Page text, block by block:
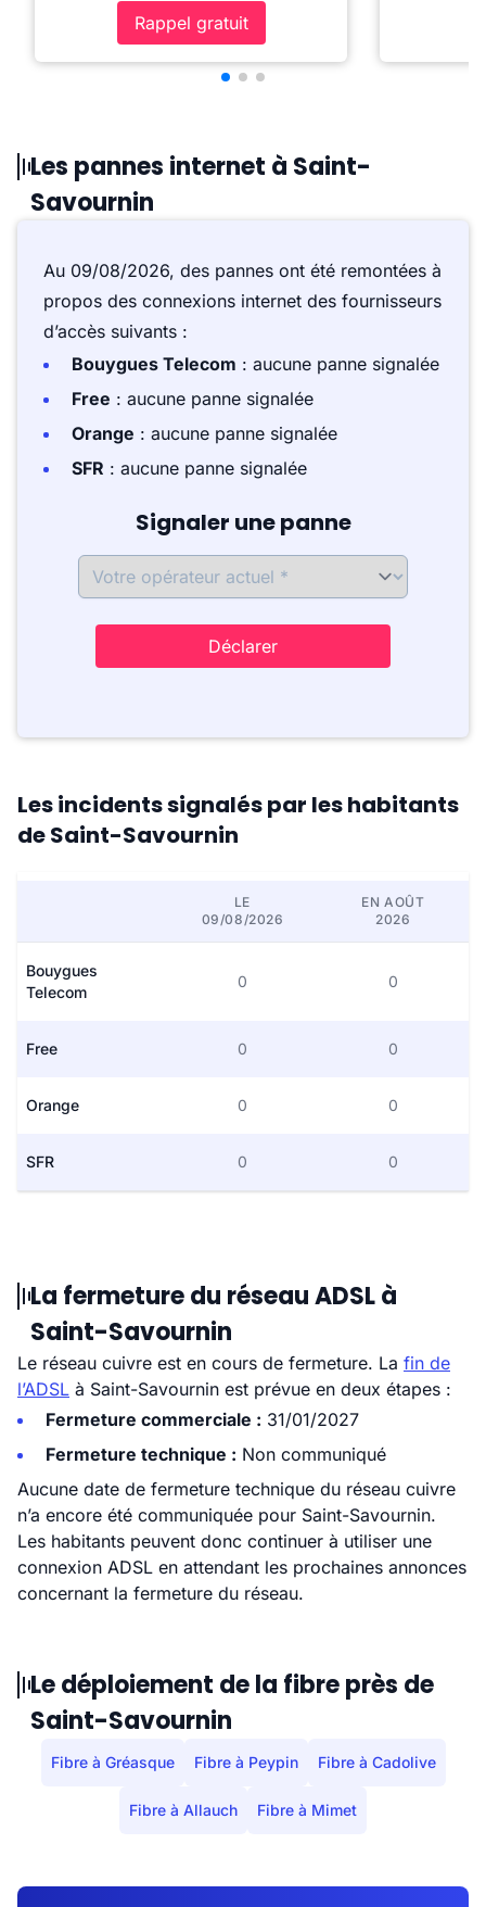
Rappel gratuit
Les pannes internet à Saint-
Savournin
Au 09/08/2026, des pannes ont été remontées à
propos des connexions internet des fournisseurs
d’accès suivants :
Bouygues Telecom : aucune panne signalée
Free : aucune panne signalée
Orange : aucune panne signalée
SFR : aucune panne signalée
Signaler une panne
Déclarer
Les incidents signalés par les habitants
de Saint-Savournin
LE
09/08/2026
EN AOÛT
2026
Bouygues
Telecom
0 0
Free 0 0
Orange 0 0
SFR 0 0
La fermeture du réseau ADSL à
Saint-Savournin
Le réseau cuivre est en cours de fermeture. La fin de
l’ADSL à Saint-Savournin est prévue en deux étapes :
Fermeture commerciale : 31/01/2027
Fermeture technique : Non communiqué
Aucune date de fermeture technique du réseau cuivre
n’a encore été communiquée pour Saint-Savournin.
Les habitants peuvent donc continuer à utiliser une
connexion ADSL en attendant les prochaines annonces
concernant la fermeture du réseau.
Le déploiement de la fibre près de
Saint-Savournin
Fibre à Gréasque Fibre à Peypin Fibre à Cadolive
Fibre à Allauch Fibre à Mimet